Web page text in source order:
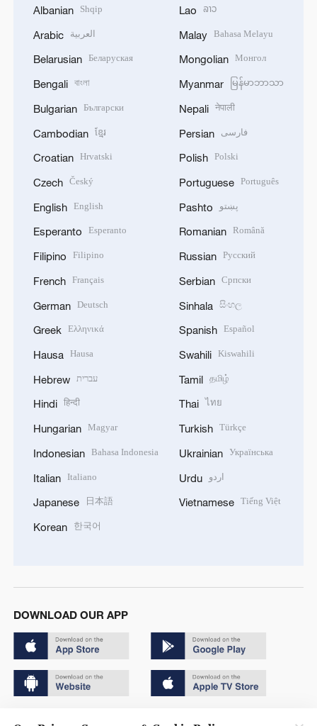
Albanian Shqip
Arabic العربية
Belarusian Беларуская
Bengali বাংলা
Bulgarian Български
Cambodian ខ្មែរ
Croatian Hrvatski
Czech Český
English English
Esperanto Esperanto
Filipino Filipino
French Français
German Deutsch
Greek Ελληνικά
Hausa Hausa
Hebrew עברית
Hindi हिन्दी
Hungarian Magyar
Indonesian Bahasa Indonesia
Italian Italiano
Japanese 日本語
Korean 한국어
Lao ລາວ
Malay Bahasa Melayu
Mongolian Монгол
Myanmar မြန်မာဘာသာ
Nepali नेपाली
Persian فارسی
Polish Polski
Portuguese Português
Pashto پښتو
Romanian Română
Russian Русский
Serbian Српски
Sinhala සිංහල
Spanish Español
Swahili Kiswahili
Tamil தமிழ்
Thai ไทย
Turkish Türkçe
Ukrainian Українська
Urdu اردو
Vietnamese Tiếng Việt
DOWNLOAD OUR APP